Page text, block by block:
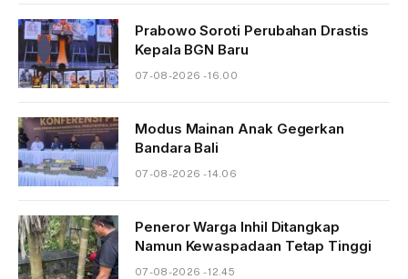
Prabowo Soroti Perubahan Drastis
Kepala BGN Baru
07-08-2026 - 16.00
Modus Mainan Anak Gegerkan
Bandara Bali
07-08-2026 - 14.06
Peneror Warga Inhil Ditangkap
Namun Kewaspadaan Tetap Tinggi
07-08-2026 - 12.45